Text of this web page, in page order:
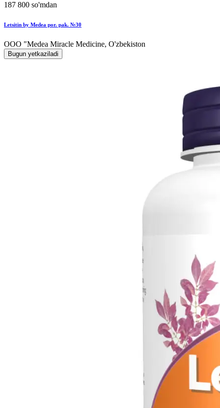
187 800 so'mdan
Letsitin by Medea por. pak. №30
OOO "Medea Miracle Medicine, O'zbekiston
Bugun yetkaziladi